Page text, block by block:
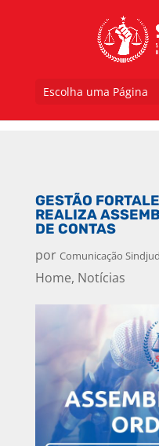
Escolha uma Página
GESTÃO
REALIZA
DE CONTAS
por Comunicação
Home, Notícias